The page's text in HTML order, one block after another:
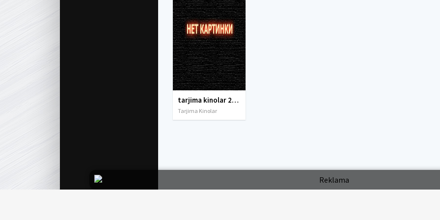
tarjima kinolar 2020 uzbek tilida, tarjima kinolar komediya, tarjima kinolar skachat, boevik tarjima kinolar, tarjima kinolar скачать, tarjima kinolar uzbek tilida skachat, tarjima kinolar saytlari, 7777.uz tarjima kinolar, tarjima kinolar skachat, t
Tarjima Kinolar